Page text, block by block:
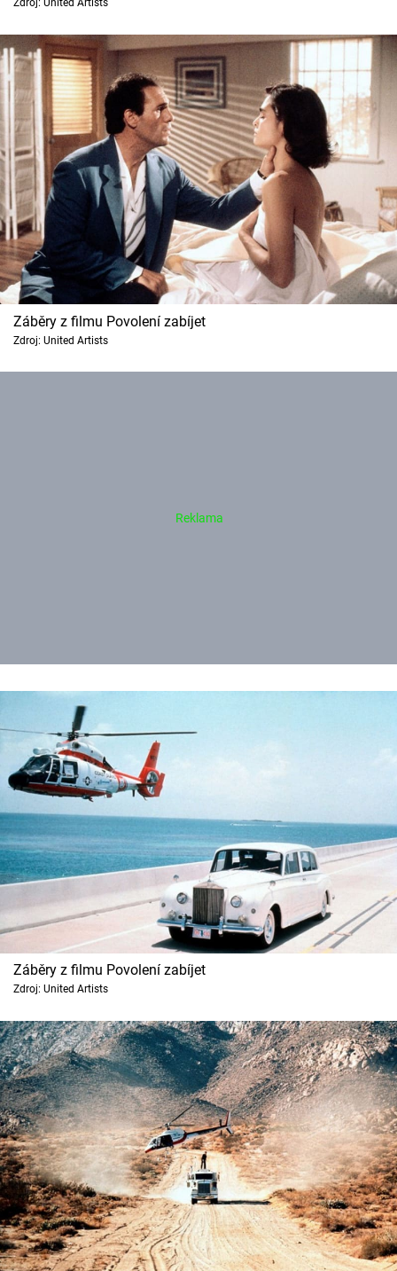
Pořady
TV Program
Sledujte prima+
Přihlášení
Sledujte nás
Zdroj: United Artists
Záběry z filmu Povolení zabíjet
Zdroj: United Artists
Záběry z filmu Povolení zabíjet
Zdroj: United Artists